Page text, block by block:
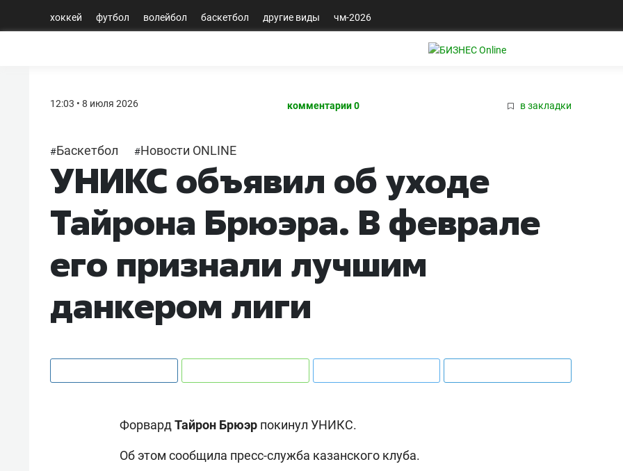
хоккей футбол волейбол баскетбол другие виды чм-2026
12:03 • 8 июля 2026 комментарии 0 в закладки
#Баскетбол #Новости ONLINE
УНИКС объявил об уходе
Тайрона Брюэра. В феврале
его признали лучшим
данкером лиги
Форвард Тайрон Брюэр покинул УНИКС.
Об этом сообщила пресс-служба казанского клуба.